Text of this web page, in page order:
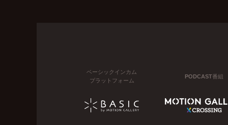
ベーシックインカム
プラットフォーム
PODCAST番組